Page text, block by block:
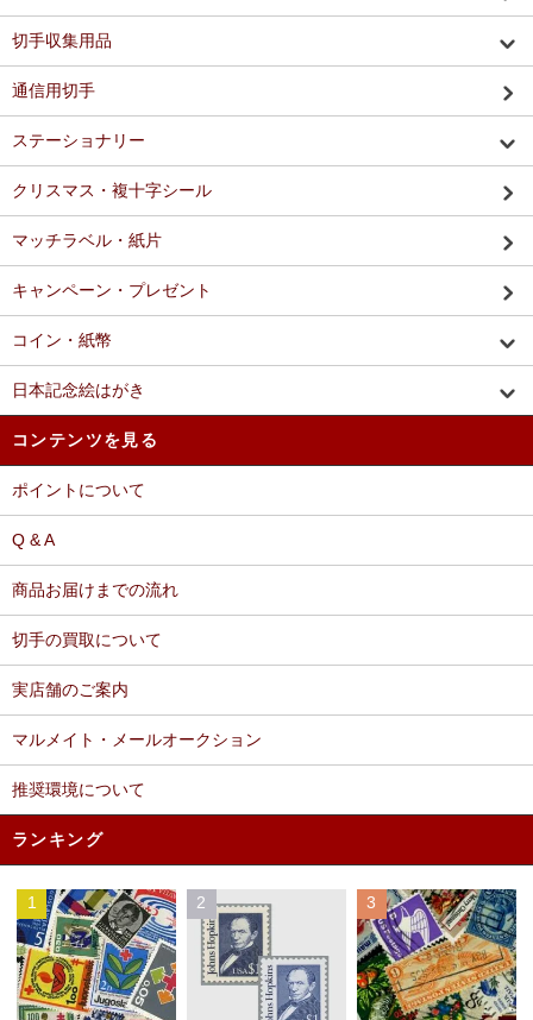
切手収集用品
通信用切手
ステーショナリー
クリスマス・複十字シール
マッチラベル・紙片
キャンペーン・プレゼント
コイン・紙幣
日本記念絵はがき
コンテンツを見る
ポイントについて
Q & A
商品お届けまでの流れ
切手の買取について
実店舗のご案内
マルメイト・メールオークション
推奨環境について
ランキング
1 2 3